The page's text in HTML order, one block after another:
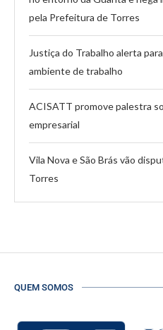
pela Prefeitura de Torres
Justiça do Trabalho alerta
ambiente de trabalho
ACISATT promove palestra
empresarial
Vila Nova e São Brás vão
Torres
QUEM SOMOS